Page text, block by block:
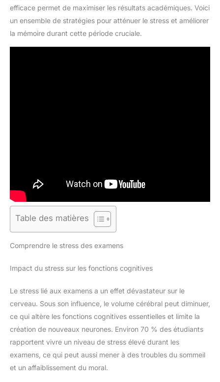
efficace permet de maximiser les résultats académiques. Voici
un ensemble de stratégies pour atténuer le stress et améliorer
la mémoire durant cette période cruciale.
Table des matières
Comprendre le stress des examens
Impact du stress sur les fonctions cognitives
Le stress lié aux examens a un effet dévastateur sur le
cerveau. Sous son influence, le volume cérébral peut diminuer,
ce qui altère les fonctions cognitives essentielles et limite la
création de nouveaux neurones. Environ 70 % des étudiants
rapportent vivre un niveau de stress élevé durant les
examens, ce qui peut aussi mener à des troubles du sommeil
et un affaiblissement du moral.